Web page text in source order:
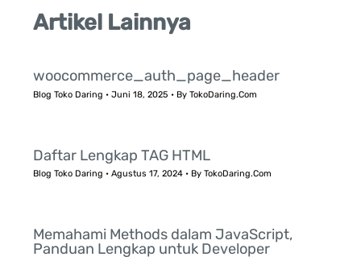
Artikel Lainnya
woocommerce_auth_page_header
Blog Toko Daring •Juni 18, 2025 • ByTokoDaring.Com
Daftar Lengkap TAG HTML
Blog Toko Daring •Agustus 17, 2024 • ByTokoDaring.Com
Memahami Methods dalam JavaScript,
Panduan Lengkap untuk Developer